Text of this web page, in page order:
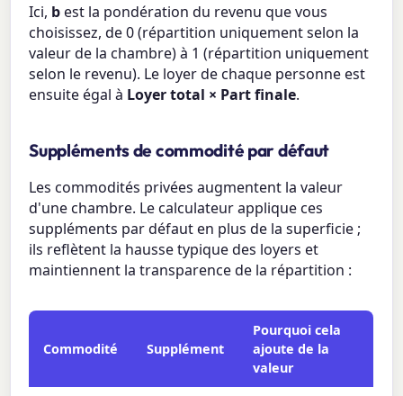
Ici, best la pondération du revenu que vous
choisissez, de 0 (répartition uniquement selon la
valeur de la chambre) à 1 (répartition uniquement
selon le revenu). Le loyer de chaque personne est
ensuite égal à Loyer total × Part finale.
Suppléments de commodité par défaut
Les commodités privées augmentent la valeur
d'une chambre. Le calculateur applique ces
suppléments par défaut en plus de la superficie ;
ils reflètent la hausse typique des loyers et
maintiennent la transparence de la répartition :
Commodité Supplément
Pourquoi cela
ajoute de la
valeur